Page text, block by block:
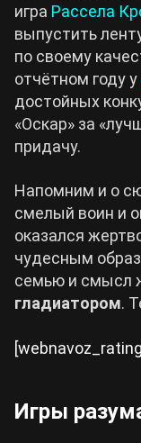
игра Рассела
выпустить
по своему
отчётном году у
достойных
«Оскар» за
придачу.
Напомним и о
смелый воин и
оказался
чудесным
семью и смысл
гладиатором.
Игры